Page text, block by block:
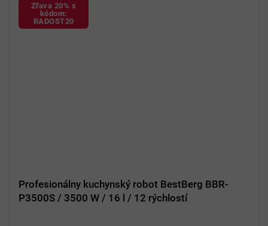
Zľava 20% s
kódom:
RADOST20
Profesionálny kuchynský robot BestBerg BBR-
P3500S / 3500 W / 16 l / 12 rýchlostí